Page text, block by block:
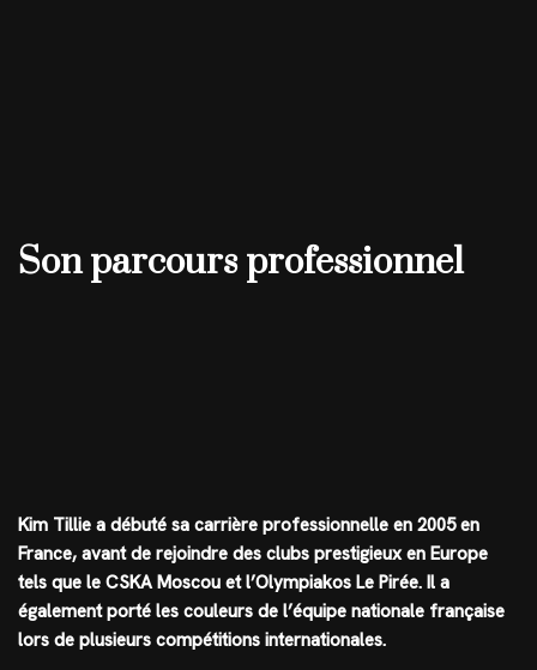
Son parcours professionnel
Kim Tillie a débuté sa carrière professionnelle en 2005 en
France, avant de rejoindre des clubs prestigieux en Europe
tels que le CSKA Moscou et l’Olympiakos Le Pirée. Il a
également porté les couleurs de l’équipe nationale française
lors de plusieurs compétitions internationales.